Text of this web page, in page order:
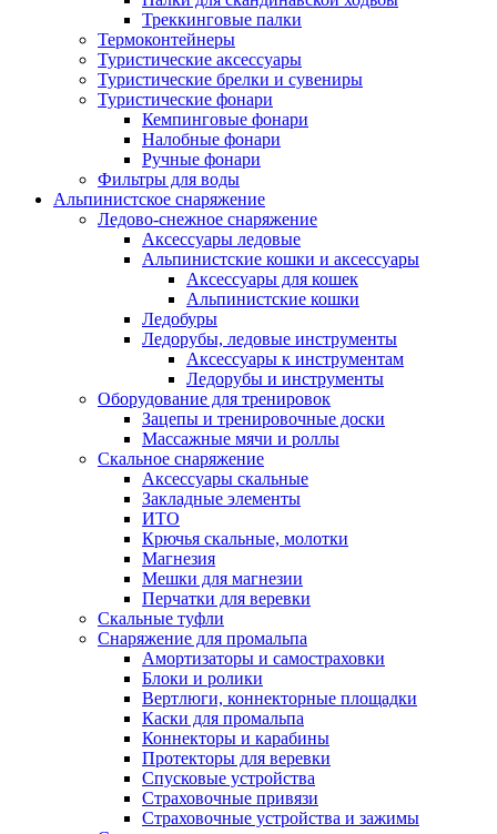
Треккинговые палки
Термоконтейнеры
Туристические аксессуары
Туристические брелки и сувениры
Туристические фонари
Кемпинговые фонари
Налобные фонари
Ручные фонари
Фильтры для воды
Альпинистское снаряжение
Ледово-снежное снаряжение
Аксессуары ледовые
Альпинистские кошки и аксессуары
Аксессуары для кошек
Альпинистские кошки
Ледобуры
Ледорубы, ледовые инструменты
Аксессуары к инструментам
Ледорубы и инструменты
Оборудование для тренировок
Зацепы и тренировочные доски
Массажные мячи и роллы
Скальное снаряжение
Аксессуары скальные
Закладные элементы
ИТО
Крючья скальные, молотки
Магнезия
Мешки для магнезии
Перчатки для веревки
Скальные туфли
Снаряжение для промальпа
Амортизаторы и самостраховки
Блоки и ролики
Вертлюги, коннекторные площадки
Каски для промальпа
Коннекторы и карабины
Протекторы для веревки
Спусковые устройства
Страховочные привязи
Страховочные устройства и зажимы